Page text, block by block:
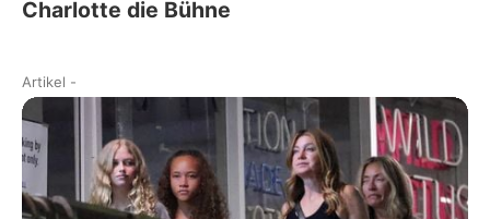
Charlotte die Bühne
Artikel -